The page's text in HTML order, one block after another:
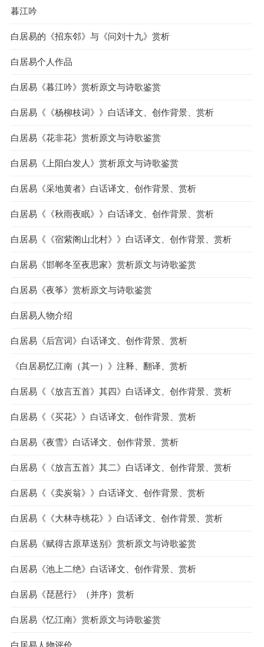
暮江吟
白居易的《招东邻》与《问刘十九》赏析
白居易个人作品
白居易《暮江吟》赏析原文与诗歌鉴赏
白居易《《杨柳枝词》》白话译文、创作背景、赏析
白居易《花非花》赏析原文与诗歌鉴赏
白居易《上阳白发人》赏析原文与诗歌鉴赏
白居易《采地黄者》白话译文、创作背景、赏析
白居易《《秋雨夜眠》》白话译文、创作背景、赏析
白居易《《宿紫阁山北村》》白话译文、创作背景、赏析
白居易《邯郸冬至夜思家》赏析原文与诗歌鉴赏
白居易《夜筝》赏析原文与诗歌鉴赏
白居易人物介绍
白居易《后宫词》白话译文、创作背景、赏析
《白居易忆江南（其一）》注释、翻译、赏析
白居易《《放言五首》其四》白话译文、创作背景、赏析
白居易《《买花》》白话译文、创作背景、赏析
白居易《夜雪》白话译文、创作背景、赏析
白居易《《放言五首》其二》白话译文、创作背景、赏析
白居易《《卖炭翁》》白话译文、创作背景、赏析
白居易《《大林寺桃花》》白话译文、创作背景、赏析
白居易《赋得古原草送别》赏析原文与诗歌鉴赏
白居易《池上二绝》白话译文、创作背景、赏析
白居易《琵琶行》（并序）赏析
白居易《忆江南》赏析原文与诗歌鉴赏
白居易人物评价